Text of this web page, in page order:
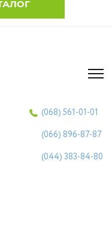
(068) 561-01-01
(066) 896-87-87
(044) 383-84-80